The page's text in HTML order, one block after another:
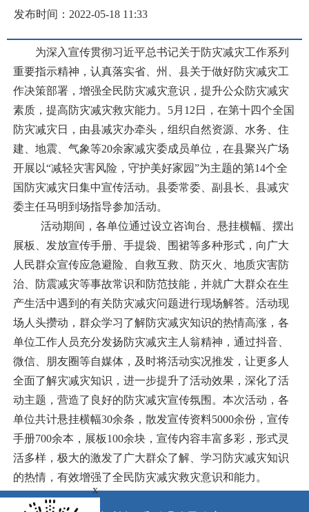
发布时间：2022-05-18 11:33
为深入宣传贯彻习近平总书记关于防灾减灾工作系列
重要指示精神，认真落实省、州、县关于做好防灾减灾工
作决策部署，增强全民防灾减灾意识，提升公众防灾减灾
素质，提高防灾减灾救灾能力。5月12日，在第十四个全国
防灾减灾日，由县减灾办牵头，组织自然资源、水务、住
建、地震、气象等20余家减灾委成员单位，在县聚兴广场
开展以“减轻灾害风险，守护美好家园”为主题的第14个全
国防灾减灾日集中宣传活动。县委常委、副县长、县减灾
委主任马明到场指导参加活动。
活动期间，各单位通过设立咨询台、悬挂横幅、摆出
展板、发放宣传手册、手提袋、围裙等多种形式，向广大
人民群众宣传应急避险、自救互救、防灭火、地质灾害防
治、防震减灾等事故常识和防范技能，并就广大群众在生
产生活中遇到的有关防灾减灾问题进行现场解答。活动现
场人头攒动，群众学习了解防灾减灾知识的热情高涨，各
单位工作人员充分发扬防灾减灾主人翁精神，通过抖音、
微信、朋友圈等自媒体，及时将活动实况推发，让更多人
全面了解灾减灾知识，进一步提升了活动效果，深化了活
动主题，营造了良好的防灾减灾宣传氛围。本次活动，各
单位共计悬挂横幅30余条，散发宣传资料5000余份，宣传
手册700余本，展板100余块，宣传内容丰富多彩，形式灵
活多样，极大的激发了广大群众了解、学习防灾减灾知识
的热情，有效增强了全民防灾减灾救灾意识和能力 。
x